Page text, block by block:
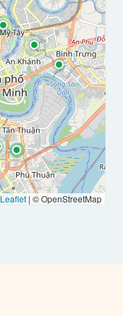
Leaflet | © OpenStreetMap